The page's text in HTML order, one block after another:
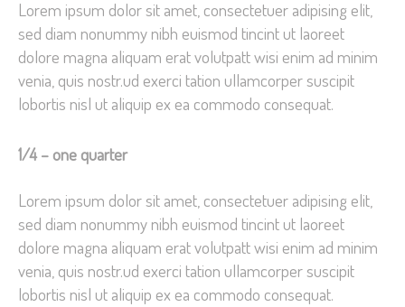
Lorem ipsum dolor sit amet, consectetuer adipising elit,
sed diam nonummy nibh euismod tincint ut laoreet
dolore magna aliquam erat volutpatt wisi enim ad minim
venia, quis nostr.ud exerci tation ullamcorper suscipit
lobortis nisl ut aliquip ex ea commodo consequat.
1/4 – one quarter
Lorem ipsum dolor sit amet, consectetuer adipising elit,
sed diam nonummy nibh euismod tincint ut laoreet
dolore magna aliquam erat volutpatt wisi enim ad minim
venia, quis nostr.ud exerci tation ullamcorper suscipit
lobortis nisl ut aliquip ex ea commodo consequat.